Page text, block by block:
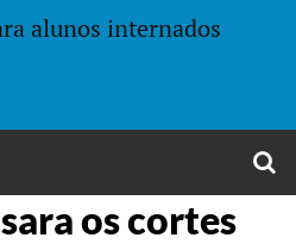
alunos internados
os cortes